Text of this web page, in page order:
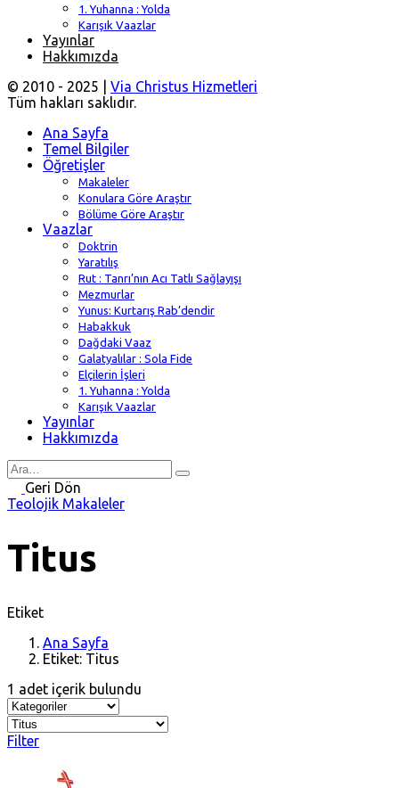
1. Yuhanna : Yolda
Karışık Vaazlar
Yayınlar
Hakkımızda
© 2010 - 2025 | Via Christus Hizmetleri
Tüm hakları saklıdır.
Ana Sayfa
Temel Bilgiler
Öğretişler
Makaleler
Konulara Göre Araştır
Bölüme Göre Araştır
Vaazlar
Doktrin
Yaratılış
Rut : Tanrı’nın Acı Tatlı Sağlayışı
Mezmurlar
Yunus: Kurtarış Rab’dendir
Habakkuk
Dağdaki Vaaz
Galatyalılar : Sola Fide
Elçilerin İşleri
1. Yuhanna : Yolda
Karışık Vaazlar
Yayınlar
Hakkımızda
Search
forGeri Dön
Teolojik Makaleler
Titus
Etiket
Ana Sayfa
Etiket: Titus
1 adet içerik bulundu
Filter